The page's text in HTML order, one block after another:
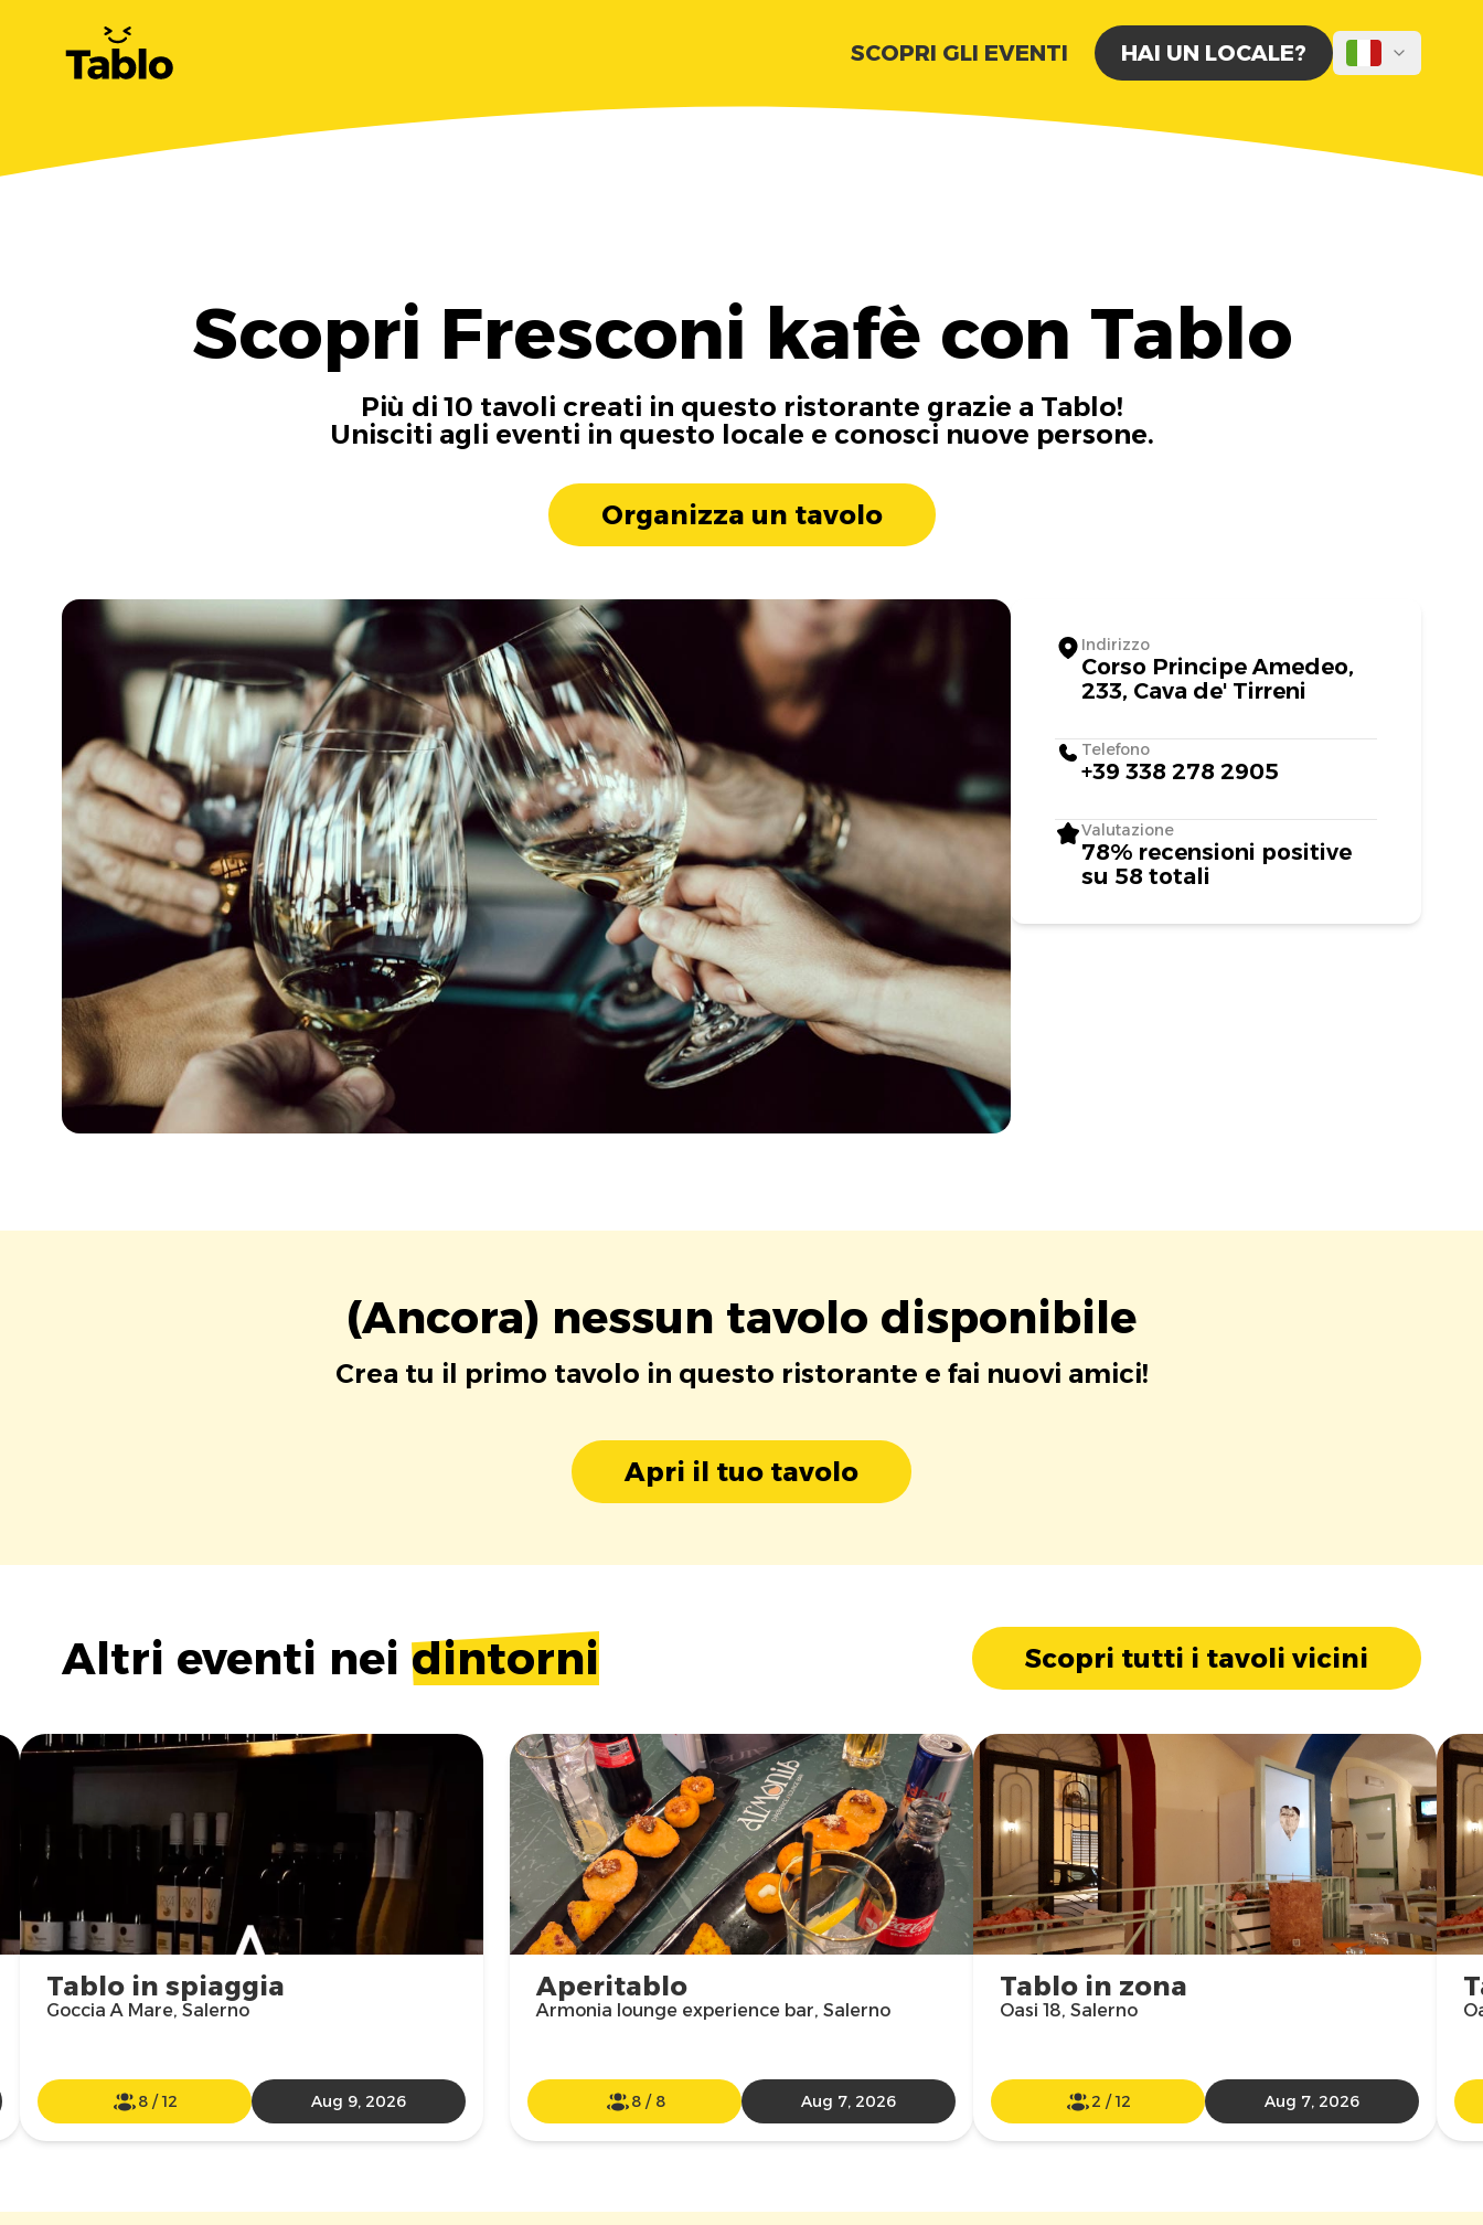
SCOPRI GLI EVENTI HAI UN LOCALE?
Scopri Fresconi kafè con Tablo
Più di 10 tavoli creati in questo ristorante grazie a Tablo!
Unisciti agli eventi in questo locale e conosci nuove persone.
Organizza un tavolo
Indirizzo
Corso Principe Amedeo,
233, Cava de' Tirreni
Telefono
+39 338 278 2905
Valutazione
78% recensioni positive
su 58 totali
(Ancora) nessun tavolo disponibile
Crea tu il primo tavolo in questo ristorante e fai nuovi amici!
Apri il tuo tavolo
Altri eventi nei dintorni Scopri tutti i tavoli vicini
Aperitablo
Armonia lounge experience bar, Salerno
8/ 8 Aug 7, 2026
Tablo in zona
Oasi 18, Salerno
2 /12 Aug 7, 2026
Tablo in spiaggia
Goccia A Mare, Salerno
8 /12 Aug 9, 2026